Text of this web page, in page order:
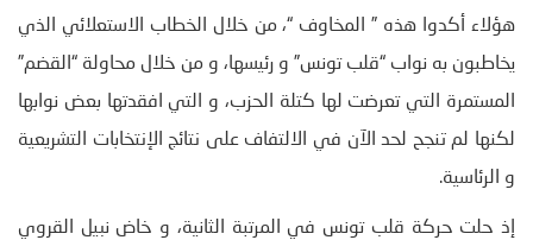
هؤلاء أكدوا هذه ” المخاوف “، من خلال الخطاب الاستعلائي الذي
يخاطبون به نواب “قلب تونس” و رئيسها، و من خلال محاولة “القضم”
المستمرة التي تعرضت لها كتلة الحزب، و التي افقدتها بعض نوابها
لكنها لم تنجح لحد الآن في الالتفاف على نتائج الإنتخابات التشريعية
و الرئاسية.
إذ حلت حركة قلب تونس في المرتبة الثانية، و خاض نبيل القروي